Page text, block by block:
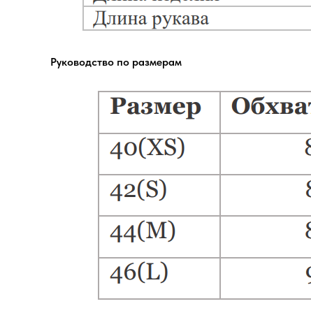
Руководство по размерам